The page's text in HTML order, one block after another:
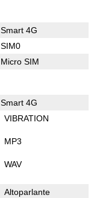
Smart 4G
SIM0
Micro SIM
Smart 4G
VIBRATION
MP3
WAV
Altoparlante